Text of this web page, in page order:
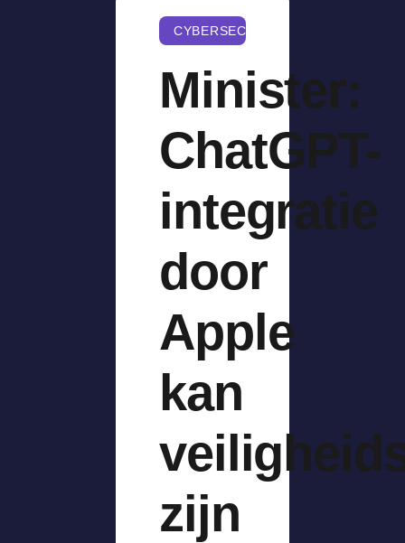
CYBERSECURITY
Minister:
ChatGPT-
integratie
door
Apple
kan
zijn